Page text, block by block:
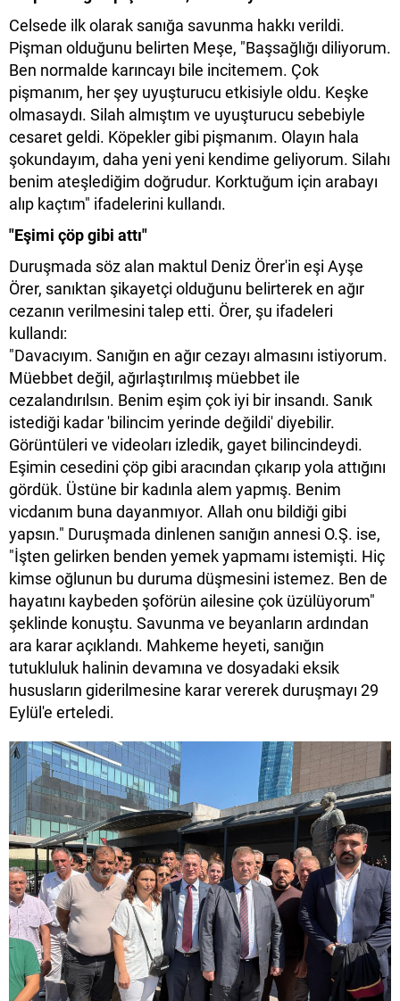
Celsede ilk olarak sanığa savunma hakkı verildi.
Pişman olduğunu belirten Meşe, "Başsağlığı diliyorum.
Ben normalde karıncayı bile incitemem. Çok
pişmanım, her şey uyuşturucu etkisiyle oldu. Keşke
olmasaydı. Silah almıştım ve uyuşturucu sebebiyle
cesaret geldi. Köpekler gibi pişmanım. Olayın hala
şokundayım, daha yeni yeni kendime geliyorum. Silahı
benim ateşlediğim doğrudur. Korktuğum için arabayı
alıp kaçtım" ifadelerini kullandı.
"Eşimi çöp gibi attı"
Duruşmada söz alan maktul Deniz Örer'in eşi Ayşe
Örer, sanıktan şikayetçi olduğunu belirterek en ağır
cezanın verilmesini talep etti. Örer, şu ifadeleri
kullandı:
"Davacıyım. Sanığın en ağır cezayı almasını istiyorum.
Müebbet değil, ağırlaştırılmış müebbet ile
cezalandırılsın. Benim eşim çok iyi bir insandı. Sanık
istediği kadar 'bilincim yerinde değildi' diyebilir.
Görüntüleri ve videoları izledik, gayet bilincindeydi.
Eşimin cesedini çöp gibi aracından çıkarıp yola attığını
gördük. Üstüne bir kadınla alem yapmış. Benim
vicdanım buna dayanmıyor. Allah onu bildiği gibi
yapsın." Duruşmada dinlenen sanığın annesi O.Ş. ise,
"İşten gelirken benden yemek yapmamı istemişti. Hiç
kimse oğlunun bu duruma düşmesini istemez. Ben de
hayatını kaybeden şoförün ailesine çok üzülüyorum"
şeklinde konuştu. Savunma ve beyanların ardından
ara karar açıklandı. Mahkeme heyeti, sanığın
tutukluluk halinin devamına ve dosyadaki eksik
hususların giderilmesine karar vererek duruşmayı 29
Eylül'e erteledi.